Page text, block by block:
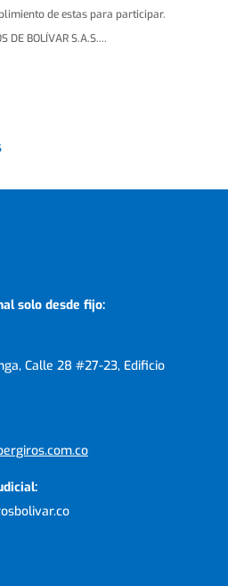
de estas para participar.
DE BOLÍVAR S.A.S....
solo desde fijo:
Calle 28 #27-23, Edificio